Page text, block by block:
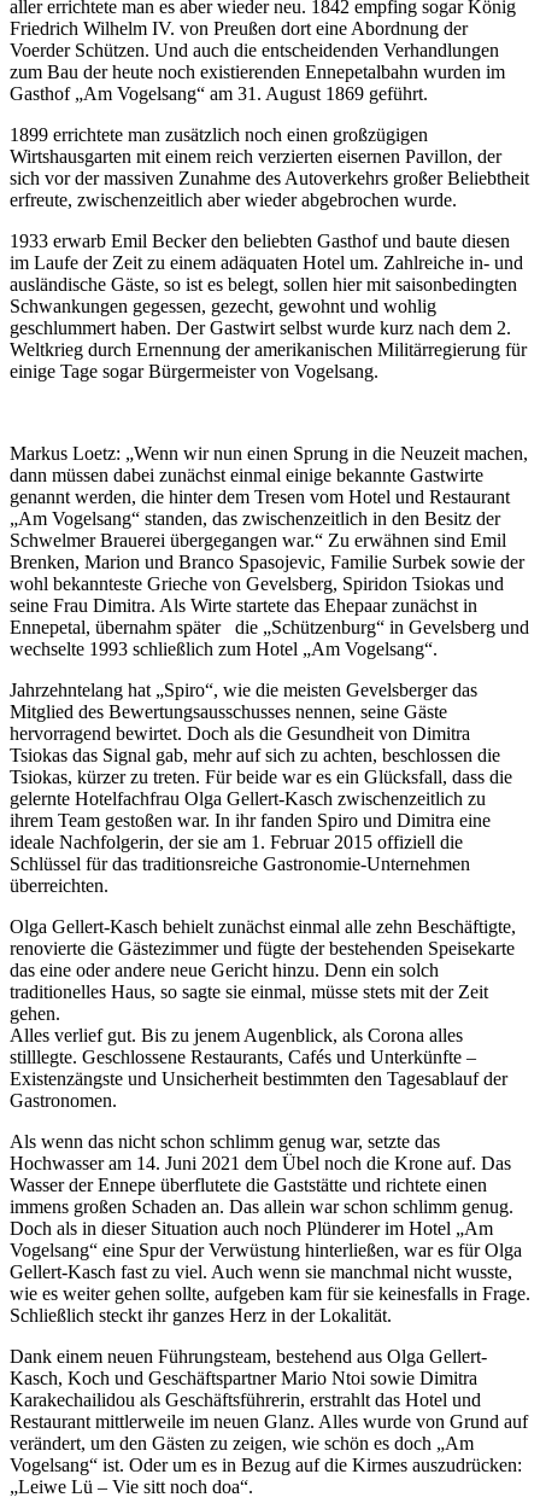
aller errichtete man es aber wieder neu. 1842 empfing sogar König
Friedrich Wilhelm IV. von Preußen dort eine Abordnung der
Voerder Schützen. Und auch die entscheidenden Verhandlungen
zum Bau der heute noch existierenden Ennepetalbahn wurden im
Gasthof „Am Vogelsang“ am 31. August 1869 geführt.
1899 errichtete man zusätzlich noch einen großzügigen
Wirtshausgarten mit einem reich verzierten eisernen Pavillon, der
sich vor der massiven Zunahme des Autoverkehrs großer Beliebtheit
erfreute, zwischenzeitlich aber wieder abgebrochen wurde.
1933 erwarb Emil Becker den beliebten Gasthof und baute diesen
im Laufe der Zeit zu einem adäquaten Hotel um. Zahlreiche in- und
ausländische Gäste, so ist es belegt, sollen hier mit saisonbedingten
Schwankungen gegessen, gezecht, gewohnt und wohlig
geschlummert haben. Der Gastwirt selbst wurde kurz nach dem 2.
Weltkrieg durch Ernennung der amerikanischen Militärregierung für
einige Tage sogar Bürgermeister von Vogelsang.
Markus Loetz: „Wenn wir nun einen Sprung in die Neuzeit machen,
dann müssen dabei zunächst einmal einige bekannte Gastwirte
genannt werden, die hinter dem Tresen vom Hotel und Restaurant
„Am Vogelsang“ standen, das zwischenzeitlich in den Besitz der
Schwelmer Brauerei übergegangen war.“ Zu erwähnen sind Emil
Brenken, Marion und Branco Spasojevic, Familie Surbek sowie der
wohl bekannteste Grieche von Gevelsberg, Spiridon Tsiokas und
seine Frau Dimitra. Als Wirte startete das Ehepaar zunächst in
Ennepetal, übernahm später die „Schützenburg“ in Gevelsberg und
wechselte 1993 schließlich zum Hotel „Am Vogelsang“.
Jahrzehntelang hat „Spiro“, wie die meisten Gevelsberger das
Mitglied des Bewertungsausschusses nennen, seine Gäste
hervorragend bewirtet. Doch als die Gesundheit von Dimitra
Tsiokas das Signal gab, mehr auf sich zu achten, beschlossen die
Tsiokas, kürzer zu treten. Für beide war es ein Glücksfall, dass die
gelernte Hotelfachfrau Olga Gellert-Kasch zwischenzeitlich zu
ihrem Team gestoßen war. In ihr fanden Spiro und Dimitra eine
ideale Nachfolgerin, der sie am 1. Februar 2015 offiziell die
Schlüssel für das traditionsreiche Gastronomie-Unternehmen
überreichten.
Olga Gellert-Kasch behielt zunächst einmal alle zehn Beschäftigte,
renovierte die Gästezimmer und fügte der bestehenden Speisekarte
das eine oder andere neue Gericht hinzu. Denn ein solch
traditionelles Haus, so sagte sie einmal, müsse stets mit der Zeit
gehen.
Alles verlief gut. Bis zu jenem Augenblick, als Corona alles
stilllegte. Geschlossene Restaurants, Cafés und Unterkünfte –
Existenzängste und Unsicherheit bestimmten den Tagesablauf der
Gastronomen.
Als wenn das nicht schon schlimm genug war, setzte das
Hochwasser am 14. Juni 2021 dem Übel noch die Krone auf. Das
Wasser der Ennepe überflutete die Gaststätte und richtete einen
immens großen Schaden an. Das allein war schon schlimm genug.
Doch als in dieser Situation auch noch Plünderer im Hotel „Am
Vogelsang“ eine Spur der Verwüstung hinterließen, war es für Olga
Gellert-Kasch fast zu viel. Auch wenn sie manchmal nicht wusste,
wie es weiter gehen sollte, aufgeben kam für sie keinesfalls in Frage.
Schließlich steckt ihr ganzes Herz in der Lokalität.
Dank einem neuen Führungsteam, bestehend aus Olga Gellert-
Kasch, Koch und Geschäftspartner Mario Ntoi sowie Dimitra
Karakechailidou als Geschäftsführerin, erstrahlt das Hotel und
Restaurant mittlerweile im neuen Glanz. Alles wurde von Grund auf
verändert, um den Gästen zu zeigen, wie schön es doch „Am
Vogelsang“ ist. Oder um es in Bezug auf die Kirmes auszudrücken:
„Leiwe Lü – Vie sitt noch doa“.